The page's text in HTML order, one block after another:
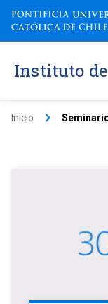
Instituto
Inicio keyboard_arrow_right